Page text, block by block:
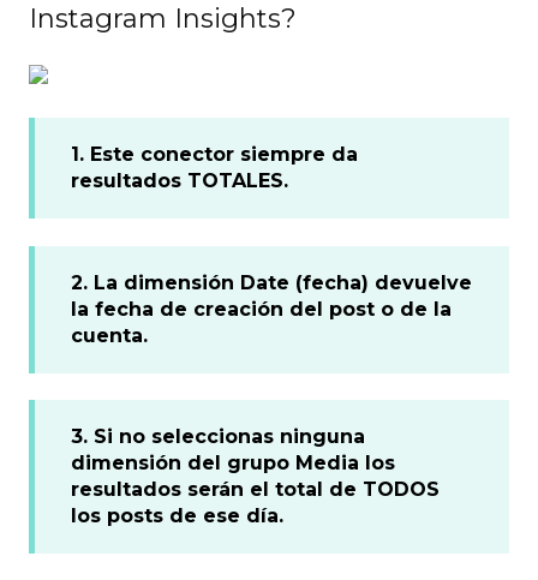
Instagram Insights?
1. Este conector siempre da
resultados TOTALES.
2. La dimensión Date (fecha) devuelve
la fecha de creación del post o de la
cuenta.
3. Si no seleccionas ninguna
dimensión del grupo Media los
resultados serán el total de TODOS
los posts de ese día.